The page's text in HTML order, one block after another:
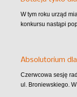
W tym roku urząd
konkursu nastąpi
Absolutorium
Czerwcowa sesję
ul. Broniewskiego.